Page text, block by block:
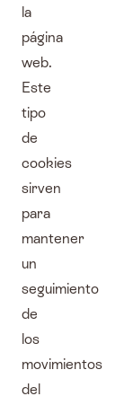
la
página
web.
Este
tipo
de
cookies
sirven
para
mantener
un
seguimiento
de
los
movimientos
del